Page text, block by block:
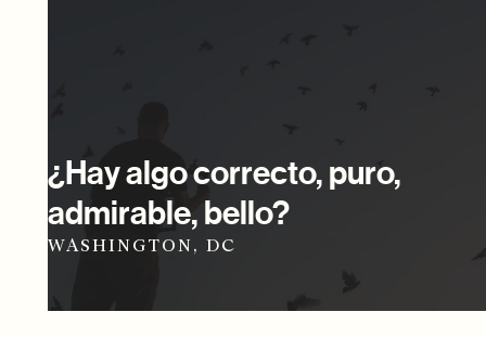
¿Hay algo correcto, puro,
admirable, bello?
WASHINGTON, DC